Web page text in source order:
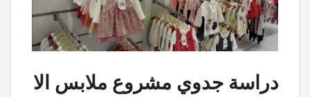
دراسة جدوي مشروع ملابس الا